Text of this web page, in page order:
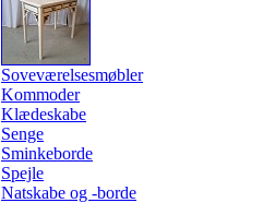
Soveværelsesmøbler
Kommoder
Klædeskabe
Senge
Sminkeborde
Spejle
Natskabe og -borde